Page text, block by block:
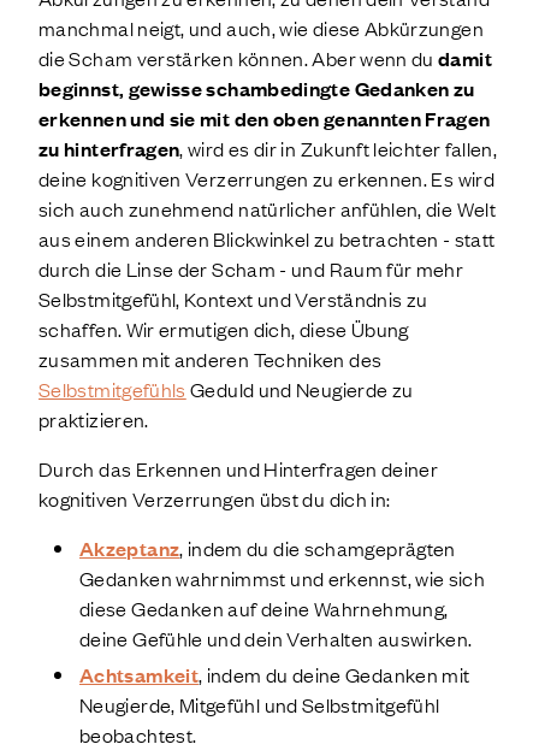
manchmal neigt, und auch, wie diese Abkürzungen
die Scham verstärken können. Aber wenn dudamit
beginnst, gewisse schambedingte Gedanken zu
erkennen und sie mit den oben genannten Fragen
zu hinterfragen, wird es dir in Zukunft leichter fallen,
deine kognitiven Verzerrungen zu erkennen. Es wird
sich auch zunehmend natürlicher anfühlen, die Welt
aus einem anderen Blickwinkel zu betrachten - statt
durch die Linse der Scham - und Raum für mehr
Selbstmitgefühl, Kontext und Verständnis zu
schaffen. Wir ermutigen dich, diese Übung
zusammen mit anderen Techniken des
Selbstmitgefühls Geduld und Neugierde zu
praktizieren.
Durch das Erkennen und Hinterfragen deiner
kognitiven Verzerrungen übst du dich in:
Akzeptanz, indem du die schamgeprägten
Gedanken wahrnimmst und erkennst, wie sich
diese Gedanken auf deine Wahrnehmung,
deine Gefühle und dein Verhalten auswirken.
Achtsamkeit, indem du deine Gedanken mit
Neugierde, Mitgefühl und Selbstmitgefühl
beobachtest.